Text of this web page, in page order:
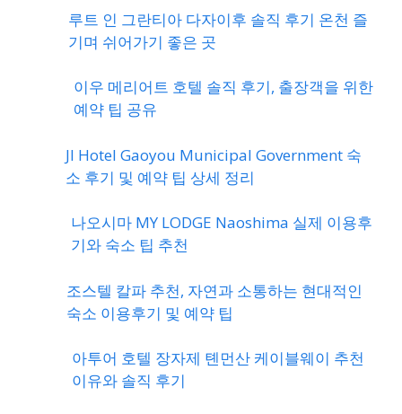
루트 인 그란티아 다자이후 솔직 후기 온천 즐
기며 쉬어가기 좋은 곳
이우 메리어트 호텔 솔직 후기, 출장객을 위한
예약 팁 공유
JI Hotel Gaoyou Municipal Government 숙
소 후기 및 예약 팁 상세 정리
나오시마 MY LODGE Naoshima 실제 이용후
기와 숙소 팁 추천
조스텔 칼파 추천, 자연과 소통하는 현대적인
숙소 이용후기 및 예약 팁
아투어 호텔 장자제 톈먼산 케이블웨이 추천
이유와 솔직 후기